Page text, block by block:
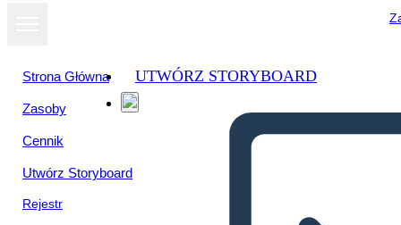
Strona Główna
Zasoby
Cennik
Utwórz Storyboard
Rejestr
UTWÓRZ STORYBOARD